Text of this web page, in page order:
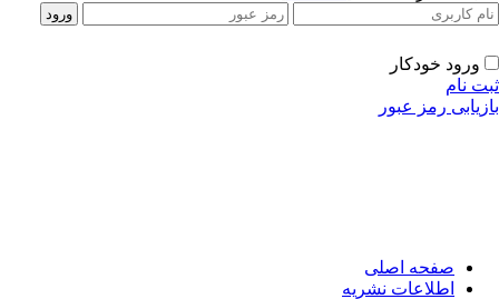
ورود خودکار
نام
رمز عبور
صفحه اصلی
اطلاعات نشریه